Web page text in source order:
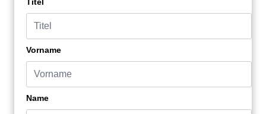
Titel
Vorname
Name